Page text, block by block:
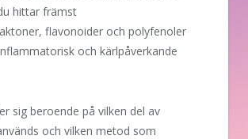
hittar främst
flavonoider och polyfenoler
och kärlpåverkande
sig beroende på vilken del av
och vilken metod som